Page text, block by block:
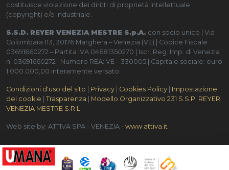
costituisce violazione dei diritti di proprietà intellettuale
(copyright) e/o industriale.
S.S.D. REYER VENEZIA MESTRE S.p.A. con socio unico | Via
Colombara 113, 30176 Marghera – Venezia (VE) | Codice Fiscale
03691660272 – Partita IVA 04681350270 | Iscr. Reg. Imp. di Venezia
n. 03691660272 | Numero REA: VE – 330005 | Capitale sociale: euro
1.000.000,00 interamente versato.
Condizioni d'uso del sito Privacy Cookies Policy
Impostazione
dei cookie
Trasparenza
Modello Organizzativo 231 S.S.P. REYER
VENEZIA MESTRE S.R.L.
Web site by: ATTIVA SPA - VENEZIA - www.attiva.it